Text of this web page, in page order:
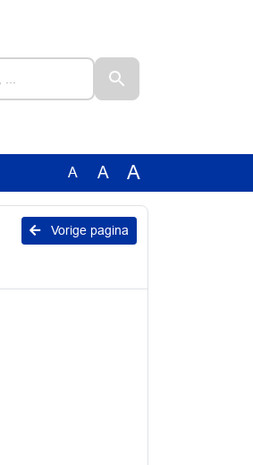
A A A
Vorige pagina